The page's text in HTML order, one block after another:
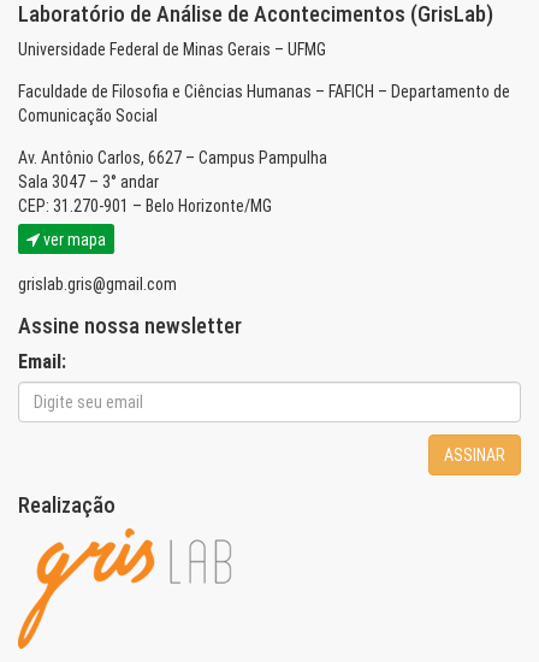
Laboratório de Análise de Acontecimentos (GrisLab)
Universidade Federal de Minas Gerais – UFMG
Faculdade de Filosofia e Ciências Humanas – FAFICH – Departamento de
Comunicação Social
Av. Antônio Carlos, 6627 – Campus Pampulha
Sala 3047 – 3° andar
CEP: 31.270-901 – Belo Horizonte/MG
ver mapa
grislab.gris@gmail.com
Assine nossa newsletter
Email:
ASSINAR
Realização